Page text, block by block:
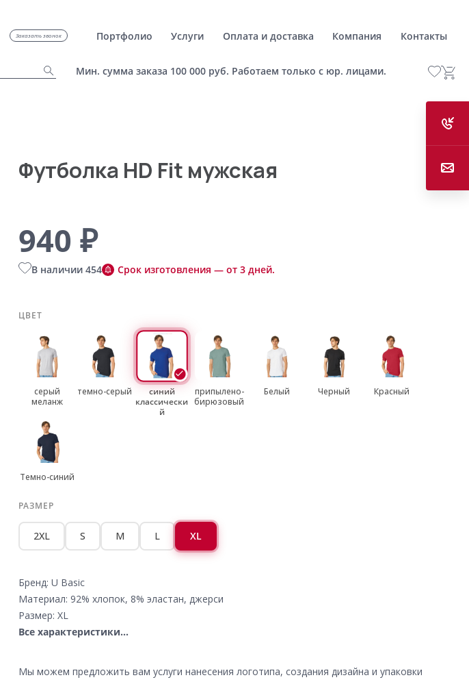
Заказать звонок Портфолио Услуги Оплата и доставка Компания Контакты
Мин. сумма заказа 100 000 руб. Работаем только с юр. лицами.
Футболка HD Fit мужская
940 ₽
В наличии 454 Срок изготовления — от 3 дней.
ЦВЕТ
серый
меланж
темно-серый
синий
классически
й
припылено-
бирюзовый
Белый Черный Красный
Темно-синий
РАЗМЕР
2XL S M L XL
Бренд: U Basic
Материал: 92% хлопок, 8% эластан, джерси
Размер: XL
Все характеристики...
Мы можем предложить вам услуги нанесения логотипа, создания дизайна и упаковки